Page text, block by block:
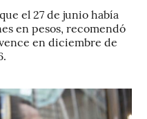
el 27 de junio había
en pesos, recomendó
en diciembre de